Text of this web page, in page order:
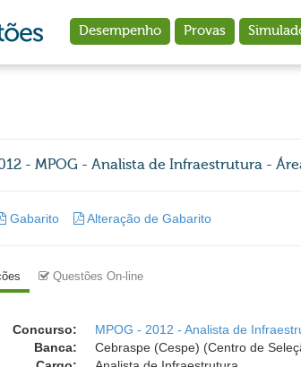
Desempenho Provas
- MPOG - Analista de Infraestrutura -
Gabarito Alteração de Gabarito
Questões On-line
Concurso:
MPOG - 2012 - Analista de
Banca:
Cebraspe (Cespe) (Centro de